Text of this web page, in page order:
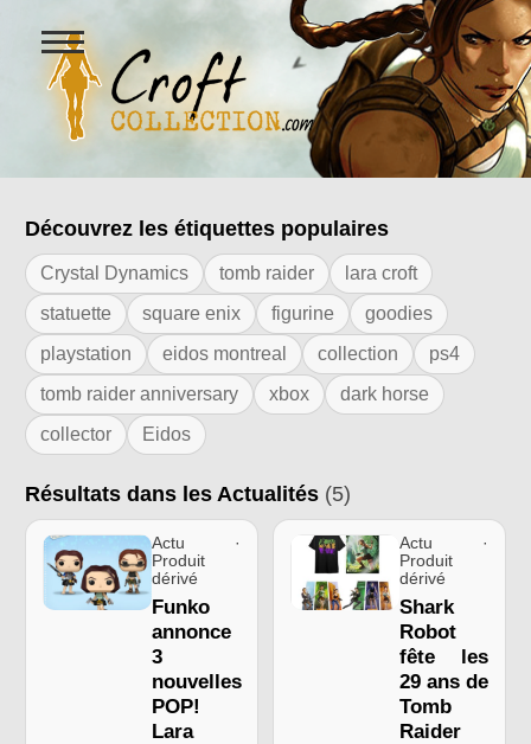
Figurines Lara Croft et
Ouvrir
le
menu
Résultats de l'étiquette "tomb raider
Découvrez les étiquettes populaires
Crystal Dynamics tomb raider
lara croft
statuette
square enix figurine
goodies
playstation
eidos montreal collection
ps4
tomb raider anniversary
xbox
dark horse
collector
Eidos
Résultats dans les Actualités (5)
Actu ·
Produit
dérivé
Funko
annonce
3
nouvelles
POP!
Lara
Actu ·
Produit
dérivé
Shark
Robot
fête les
29 ans de
Tomb
Raider